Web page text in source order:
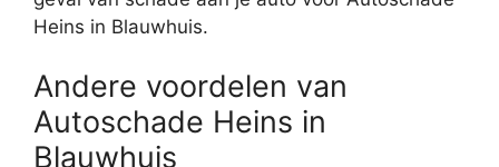
Heins in Blauwhuis.
Andere voordelen van
Autoschade Heins in
Blauwhuis